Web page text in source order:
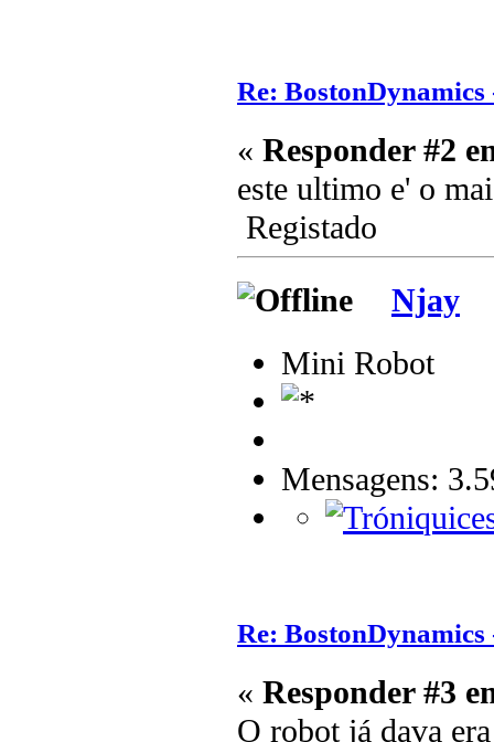
Re:
« Responder #2
este ultimo e' o
Registado
Njay
Mini Robot
Mensagens:
Re:
« Responder #3
O robot já dava